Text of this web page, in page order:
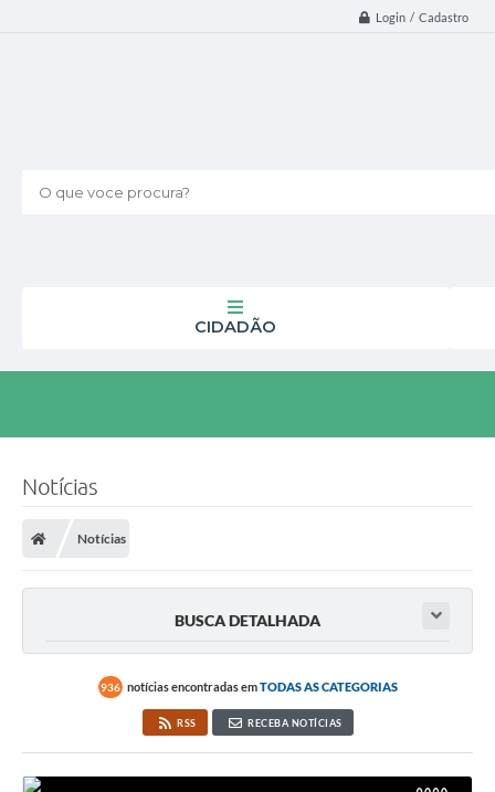
Login / Cadastro
O que voce procura?
CIDADÃO
Notícias
Notícias
BUSCA DETALHADA
936 notícias encontradas emTODAS AS CATEGORIAS
RSS RECEBA NOTÍCIAS